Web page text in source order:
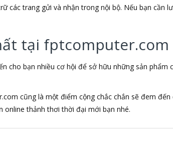
các trang gửi và nhận trong nội bộ. Nếu bạn cần
tại fptcomputer.com
cho bạn nhiều cơ hội để sở hữu những sản phẩm
cũng là một điểm cộng chắc chắn sẽ đem
thảnh thơi thời đại mới bạn nhé.